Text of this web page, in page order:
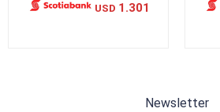
USD 1.301
Newsletter